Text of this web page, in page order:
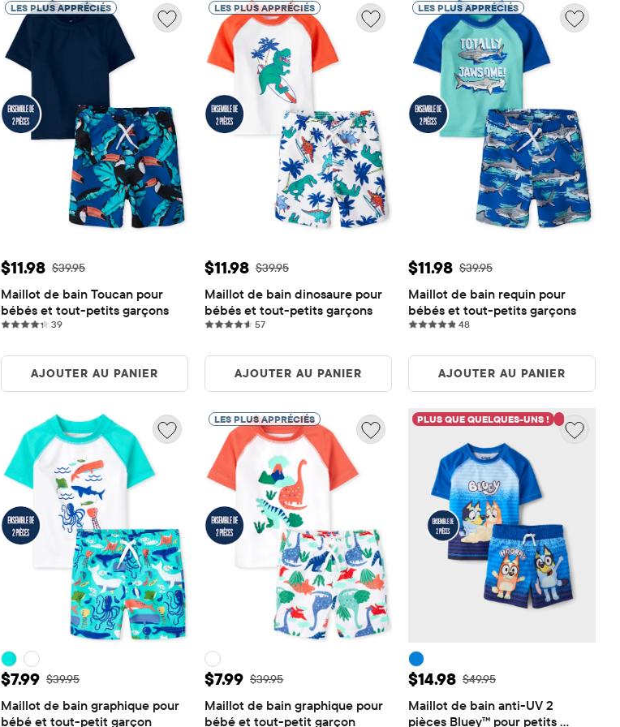
LES PLUS APPRÉCIÉS
Prix ​​de vente: $11.98
$11.98 Prix ​​d'origine: $39.95
$39.95
Maillot de bain Toucan pour
bébés et tout-petits garçons
3939 reviews
AJOUTER AU PANIER
LES PLUS APPRÉCIÉS
Prix ​​de vente: $11.98
$11.98 Prix ​​d'origine: $39.95
$39.95
Maillot de bain dinosaure pour
bébés et tout-petits garçons
5757 reviews
AJOUTER AU PANIER
LES PLUS APPRÉCIÉS
Prix ​​de vente: $11.98
$11.98 Prix ​​d'origine: $39.95
$39.95
Maillot de bain requin pour
bébés et tout-petits garçons
4848 reviews
AJOUTER AU PANIER
Prix ​​de vente: $7.99
$7.99 Prix ​​d'origine: $39.95
$39.95
Maillot de bain graphique pour
bébé et tout-petit garçon
LES PLUS APPRÉCIÉS
Prix ​​de vente: $7.99
$7.99 Prix ​​d'origine: $39.95
$39.95
Maillot de bain graphique pour
bébé et tout-petit garçon
PLUS QUE QUELQUES-UNS !
Prix ​​de vente: $14.98
$14.98 Prix ​​d'origine: $49.95
$49.95
Maillot de bain anti-UV 2
pièces Bluey™ pour petits